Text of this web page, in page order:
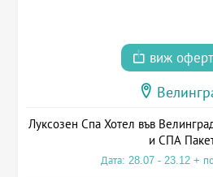
виж
Луксозен Спа Хотел във
и СПА
Дата: 28.07 - 23.12 +